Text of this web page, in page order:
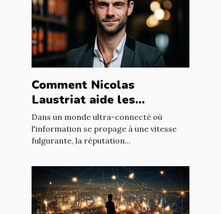
Comment Nicolas
Laustriat aide les
entreprises à améliorer
leur e-réputation
Dans un monde ultra-connecté où
l'information se propage à une vitesse
fulgurante, la réputation...